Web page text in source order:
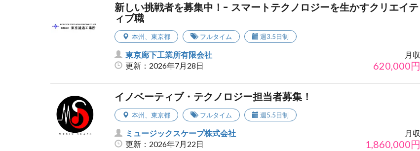
新しい挑戦者を募集中！- スマートテクノロジーを生かすクリエイテ
ィブ職
本州、 東京都 フルタイム 週3.5日制
東京廊下工業所有限会社
更新：2026年7月28日
月収
620,000円
イノベーティブ・テクノロジー担当者募集！
本州、 東京都 フルタイム 週5.5日制
ミュージックスケープ株式会社
更新：2026年7月22日
月収
1,860,000円